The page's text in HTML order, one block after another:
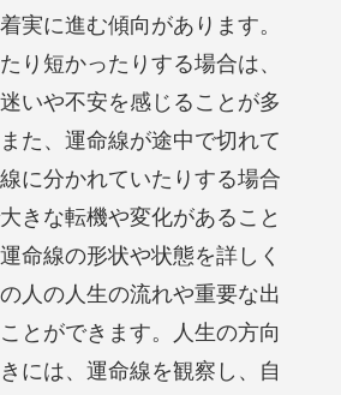
実に進む傾向があります。
り短かったりする場合は、
いや不安を感じることが多
た、運命線が途中で切れて
に分かれていたりする場合
きな転機や変化があること
命線の形状や状態を詳しく
人の人生の流れや重要な出
とができます。人生の方向
には、運命線を観察し、自